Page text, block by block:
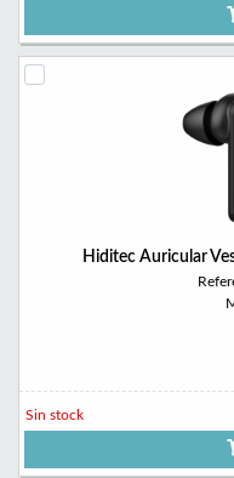
Hiditec Auricular
Sin stock